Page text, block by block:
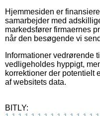
Hjemmesiden er
samarbejder med
markedsfører firmaernes
når den besøgende vi
Informationer vedrørende
vedligeholdes hyppigt,
korrektioner der potentielt
af websitets data.
BITLY: